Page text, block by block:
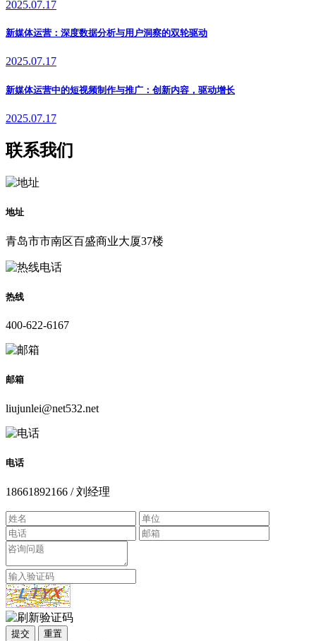
2025.07.17
新媒体运营：深度数据分析与用户洞察的双轮驱动
2025.07.17
新媒体运营中的短视频制作与推广：创新内容，驱动增长
2025.07.17
联系我们
地址
青岛市市南区百盛商业大厦37楼
热线
400-622-6167
邮箱
liujunlei@net532.net
电话
18661892166 / 刘经理
提交 重置